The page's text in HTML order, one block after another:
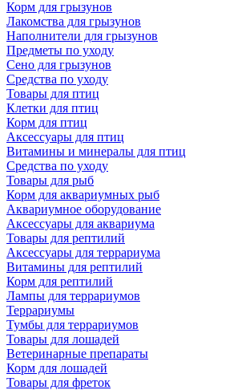
Корм для грызунов
Лакомства для грызунов
Наполнители для грызунов
Предметы по уходу
Сено для грызунов
Средства по уходу
Товары для птиц
Клетки для птиц
Корм для птиц
Аксессуары для птиц
Витамины и минералы для птиц
Средства по уходу
Товары для рыб
Корм для аквариумных рыб
Аквариумное оборудование
Аксессуары для аквариума
Товары для рептилий
Аксессуары для террариума
Витамины для рептилий
Корм для рептилий
Лампы для террариумов
Террариумы
Тумбы для террариумов
Товары для лошадей
Ветеринарные препараты
Корм для лошадей
Товары для фреток